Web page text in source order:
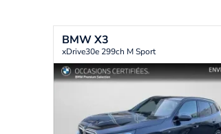
BMWX3
xDrive30e 299ch M Sport